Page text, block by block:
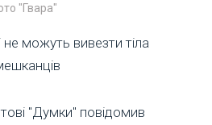
"Гвара"
не можуть вивезти тіла
"Думки" повідомив